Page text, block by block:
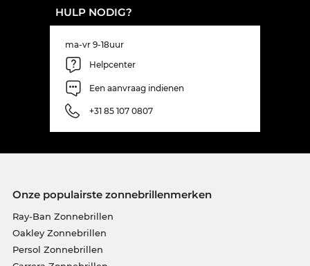
HULP NODIG?
ma-vr 9-18uur
Helpcenter
Een aanvraag indienen
+31 85 107 0807
Onze populairste zonnebrillenmerken
Ray-Ban Zonnebrillen
Oakley Zonnebrillen
Persol Zonnebrillen